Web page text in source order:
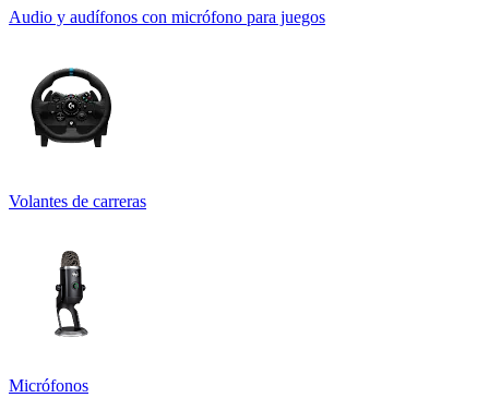
Audio y audífonos con micrófono para juegos
Volantes de carreras
Micrófonos